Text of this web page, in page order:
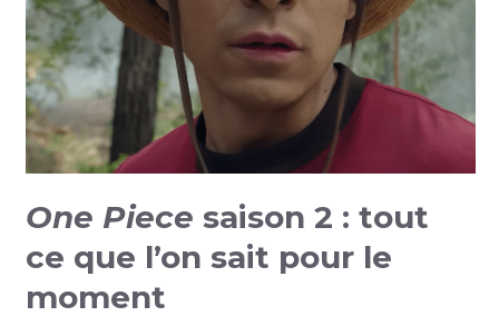
One Piece saison 2 : tout
ce que l’on sait pour le
moment